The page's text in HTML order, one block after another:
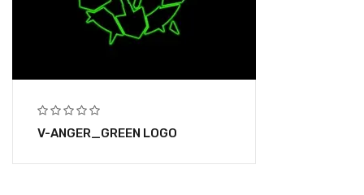
V-ANGER_GREEN LOGO